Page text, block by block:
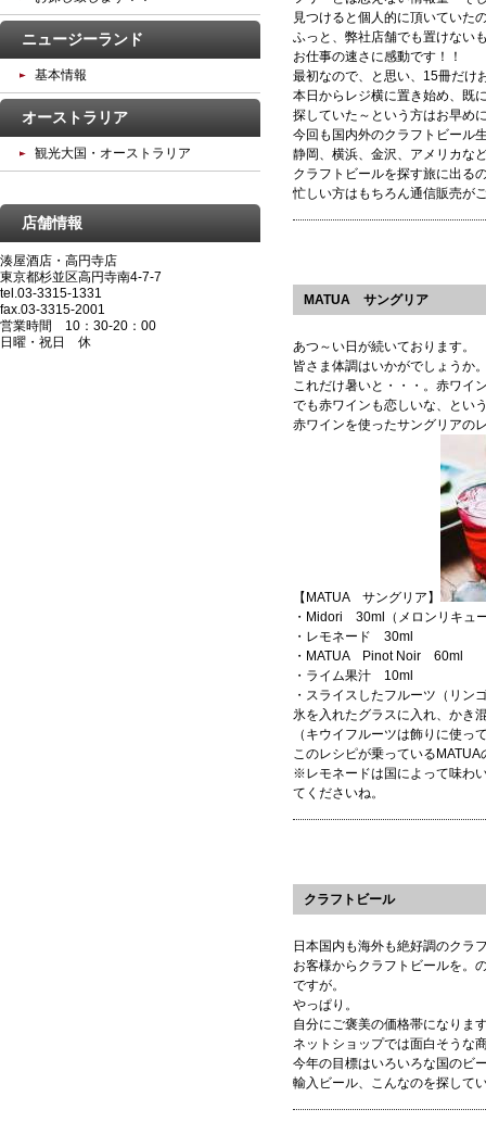
見つけると個人的に頂いていた
ふっと、弊社店舗でも置けない
お仕事の速さに感動です！！
最初なので、と思い、15冊だけ
本日からレジ横に置き始め、既
探していた～という方はお早め
今回も国内外のクラフトビール
静岡、横浜、金沢、アメリカな
クラフトビールを探す旅に出る
忙しい方はもちろん通信販売が
MATUA サングリア
あつ～い日が続いております。
皆さま体調はいかがでしょうか
これだけ暑いと・・・。赤ワイ
でも赤ワインも恋しいな、とい
赤ワインを使ったサングリアの
【MATUA サングリア】
・Midori 30ml（メロンリキュ
・レモネード 30ml
・MATUA Pinot Noir 60ml
・ライム果汁 10ml
・スライスしたフルーツ（リン
氷を入れたグラスに入れ、かき
（キウイフルーツは飾りに使っ
このレシピが乗っている
※レモネードは国によって味わ
てくださいね。
クラフトビール
日本国内も海外も絶好調のクラ
お客様からクラフトビールを。
ですが。
やっぱり。
自分にご褒美の価格帯になりま
ネットショップでは面白そうな
今年の目標はいろいろな国のビ
輸入ビール、こんなのを探して
ニュージーランド
基本情報
オーストラリア
観光大国・オーストラリア
店舗情報
湊屋酒店・高円寺店
東京都杉並区高円寺南4-7-7
tel.03-3315-1331
fax.03-3315-2001
営業時間 10：30‐20：00
日曜・祝日 休